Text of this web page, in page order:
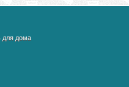
для дома